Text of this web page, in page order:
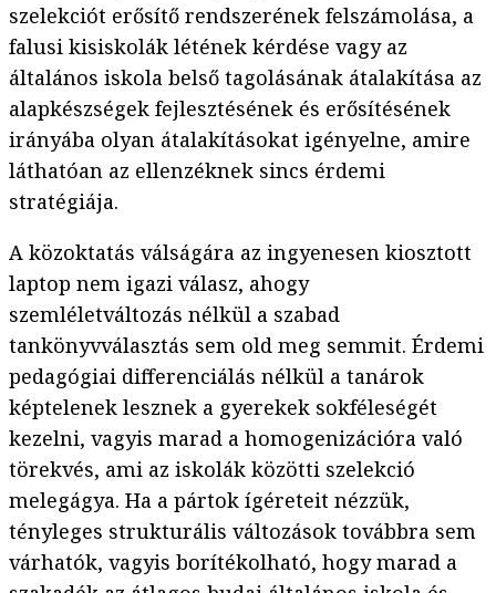
szelekciót erősítő rendszerének felszámolása, a
falusi kisiskolák létének kérdése vagy az
általános iskola belső tagolásának átalakítása az
alapkészségek fejlesztésének és erősítésének
irányába olyan átalakításokat igényelne, amire
láthatóan az ellenzéknek sincs érdemi
stratégiája.
A közoktatás válságára az ingyenesen kiosztott
laptop nem igazi válasz, ahogy
szemléletváltozás nélkül a szabad
tankönyvválasztás sem old meg semmit. Érdemi
pedagógiai differenciálás nélkül a tanárok
képtelenek lesznek a gyerekek sokféleségét
kezelni, vagyis marad a homogenizációra való
törekvés, ami az iskolák közötti szelekció
melegágya. Ha a pártok ígéreteit nézzük,
tényleges strukturális változások továbbra sem
várhatók, vagyis borítékolható, hogy marad a